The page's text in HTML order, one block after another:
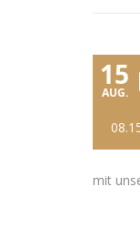
15
AUG.
mit